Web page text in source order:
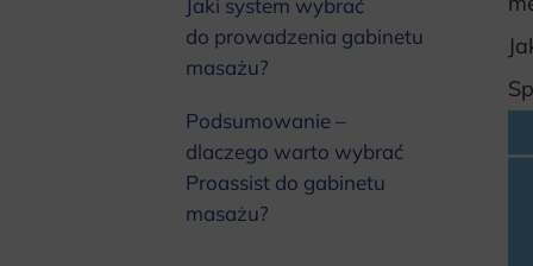
Jaki system wybrać
do prowadzenia gabinetu
masażu?
Podsumowanie –
dlaczego warto wybrać
Proassist do gabinetu
masażu?